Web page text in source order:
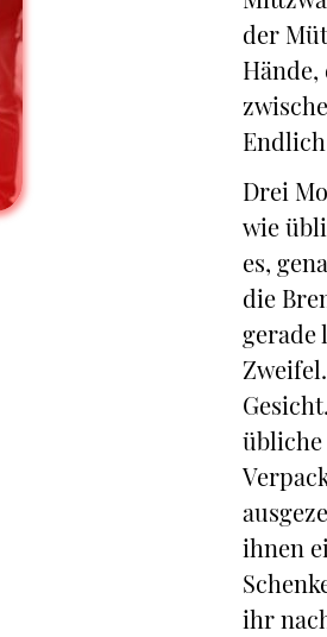
der
Drei
wie
es,
die
gerade
ihnen
ihr